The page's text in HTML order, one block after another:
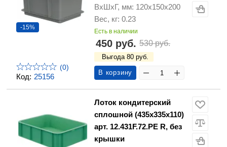
Код: 25156
-15%
(0)
ВхШхГ, мм: 120х150х200
Вес, кг: 0.23
Есть в наличии
450 руб. 530 руб.
Выгода 80 руб.
В корзину
Лоток кондитерский
сплошной (435х335х110)
арт. 12.431F.72.РЕ R, без
крышки